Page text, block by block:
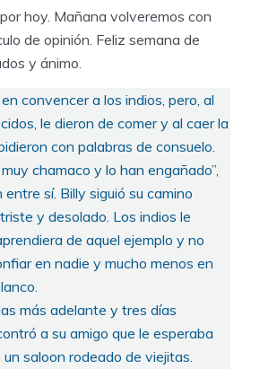
hoy. Mañana volveremos con
de opinión. Feliz semana de
y ánimo.
convencer a los indios, pero, al
le dieron de comer y al caer la
con palabras de consuelo.
chamaco y lo han engañado”,
sí. Billy siguió su camino
y desolado. Los indios le
de aquel ejemplo y no
en nadie y mucho menos en
más adelante y tres días
a su amigo que le esperaba
saloon rodeado de viejitas.